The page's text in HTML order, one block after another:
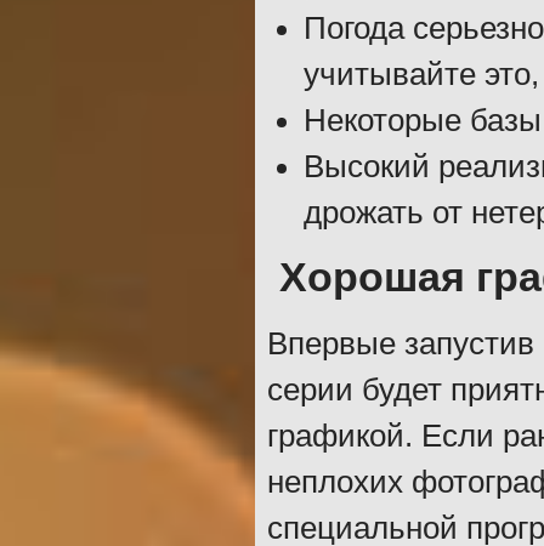
Погода
учитывайте
Некоторые
Высокий
дрожать от
Хорошая
Впервые
серии будет
графикой. Если
неплохих
специальной